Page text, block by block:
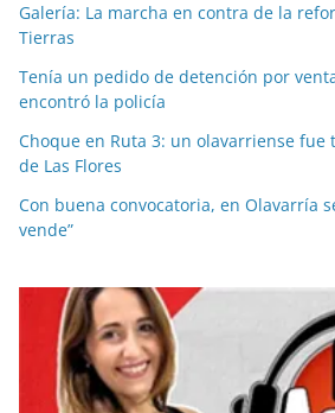
Galería: La marcha en contra de la
Tierras
Tenía un pedido de detención por
encontró la policía
Choque en Ruta 3: un olavarriense fue
de Las Flores
Con buena convocatoria, en Olavarría
vende”